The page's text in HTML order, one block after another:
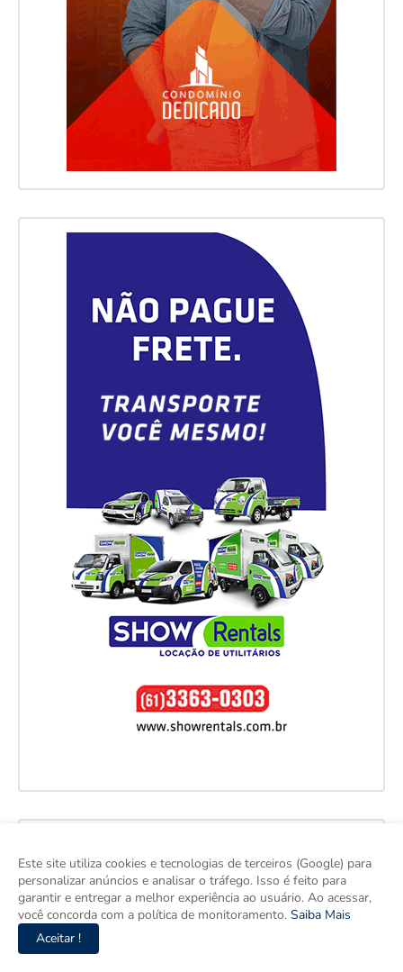
Este site utiliza cookies e tecnologias de terceiros (Google) para
personalizar anúncios e analisar o tráfego. Isso é feito para
garantir e entregar a melhor experiência ao usuário. Ao acessar,
você concorda com a política de monitoramento. Saiba Mais
Aceitar !